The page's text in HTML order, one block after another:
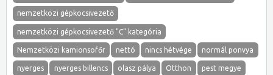
nemzetközi gépkocsivezető
nemzetközi gépkocsivezető "C" kategória
Nemzetközi kamionsofőr nettó nincs hétvége normál ponvya
nyerges nyerges billencs olasz pálya Otthon pest megye